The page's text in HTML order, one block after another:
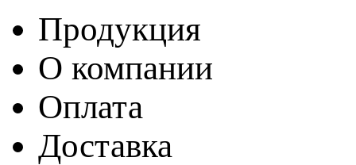
Продукция
О компании
Оплата
Доставка